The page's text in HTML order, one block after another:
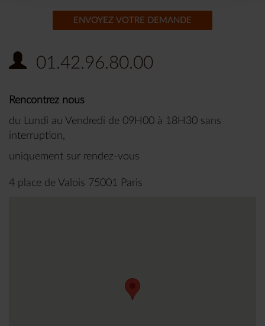
ENVOYEZ VOTRE DEMANDE
01.42.96.80.00
Rencontrez nous
du Lundi au Vendredi de 09H00 à 18H30 sans
interruption,
uniquement sur rendez-vous
4 place de Valois 75001 Paris